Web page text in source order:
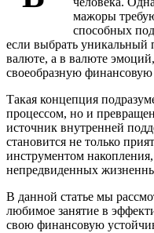
мажоры
способных
если выбрать уникальный
валюте, а в валюте
своеобразную
Такая концепция
процессом, но и
источник внутренней
становится не только
инструментом
непредвиденных
В данной статье мы
любимое занятие в
свою финансовую